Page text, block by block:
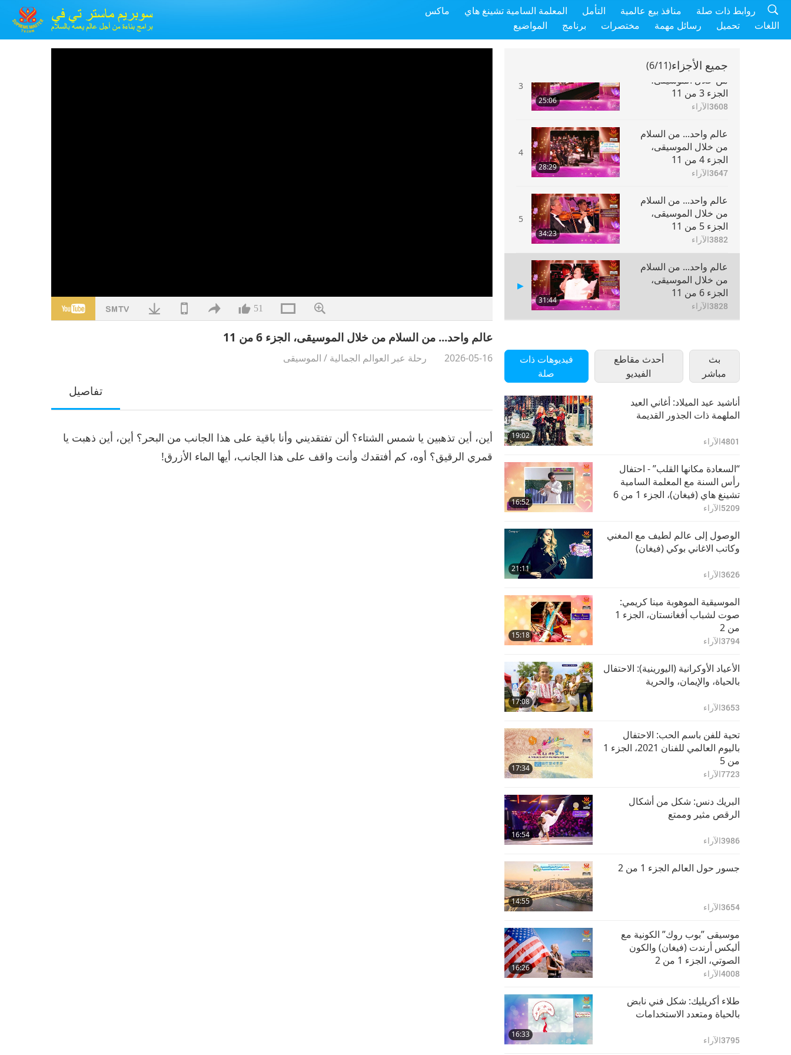
ماكس المعلمة السامية تشينغ هاي التأمل منافذ بيع عالمية
روابط ذات صلة
المواضيع
برنامج مختصرات رسائل مهمة تحميل اللغات
51
عالم واحد... من السلام من خلال الموسيقى، الجزء 6 من 11
2026-05-16 رحلة عبر العوالم الجمالية / الموسيقى
تفاصيل
أين، أين تذهبين يا شمس الشتاء؟ ألن تفتقديني وأنا باقية على هذا الجانب من البحر؟ أين، أين ذهبت يا
قمري الرقيق؟ أوه، كم أفتقدك وأنت واقف على هذا الجانب، أيها الماء الأزرق!
جميع الأجزاء(6/11)
من خلال الموسيقى،
الجزء 2 من 11
3716الآراء
3
25:06
عالم واحد... من السلام
من خلال الموسيقى،
الجزء 3 من 11
3608الآراء
4
28:29
عالم واحد... من السلام
من خلال الموسيقى،
الجزء 4 من 11
3647الآراء
5
34:23
عالم واحد... من السلام
من خلال الموسيقى،
الجزء 5 من 11
3882الآراء
31:44
عالم واحد... من السلام
من خلال الموسيقى،
الجزء 6 من 11
3828الآراء
7
28:32
الجزء 7 من 11
3436الآراء
8
35:46
عالم واحد... من السلام
من خلال الموسيقى،
3379الآراء
9
28:14
عالم واحد... من السلام
من خلال الموسيقى،
الجزء 9 من 11
3328الآراء
10
28:17
عالم واحد... من السلام
من خلال الموسيقى،
3269الآراء
11
22:13
عالم واحد... من السلام
من خلال الموسيقى،
الجزء 11 من 11
3298الآراء
فيديوهات ذات
صلة
أحدث مقاطع
الفيديو
بث
مباشر
19:02
أناشيد عيد الميلاد: أغاني العيد
الملهمة ذات الجذور القديمة
4801الآراء
16:52
“السعادة مكانها القلب” - احتفال
رأس السنة مع المعلمة السامية
تشينغ هاي (فيغان)، الجزء 1 من 6
5209الآراء
21:11
الوصول إلى عالم لطيف مع المغني
وكاتب الاغاني بوكي (فيغان)
3626الآراء
15:18
الموسيقية الموهوبة مينا كريمي:
صوت لشباب أفغانستان، الجزء 1
من 2
3794الآراء
17:08
الأعياد الأوكرانية (اليورينية): الاحتفال
بالحياة، والإيمان، والحرية
3653الآراء
17:34
تحية للفن باسم الحب: الاحتفال
باليوم العالمي للفنان 2021، الجزء 1
من 5
7723الآراء
16:54
البريك دنس: شكل من أشكال
الرقص مثير وممتع
3986الآراء
14:55
جسور حول العالم الجزء 1 من 2
3654الآراء
16:26
موسيقى ”بوب روك” الكونية مع
أليكس أرندت (فيغان) والكون
الصوتي، الجزء 1 من 2
4008الآراء
16:33
طلاء أكريليك: شكل فني نابض
بالحياة ومتعدد الاستخدامات
3795الآراء